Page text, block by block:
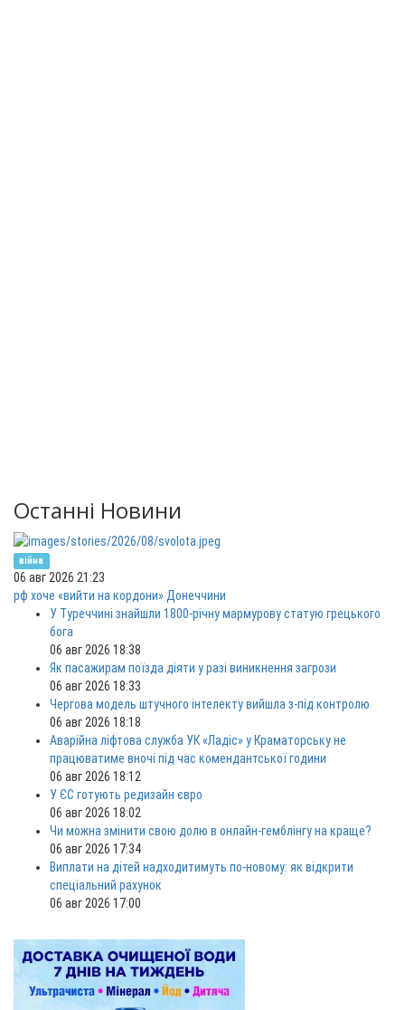
Останні Новини
війна
06 авг 2026 21:23
рф хоче «вийти на кордони» Донеччини
У Туреччині знайшли 1800-річну мармурову статую грецького
бога
06 авг 2026 18:38
Як пасажирам поїзда діяти у разі виникнення загрози
06 авг 2026 18:33
Чергова модель штучного інтелекту вийшла з-під контролю
06 авг 2026 18:18
Аварійна ліфтова служба УК «Ладіс» у Краматорську не
працюватиме вночі під час комендантської години
06 авг 2026 18:12
У ЄС готують редизайн євро
06 авг 2026 18:02
Чи можна змінити свою долю в онлайн-гемблінгу на краще?
06 авг 2026 17:34
Виплати на дітей надходитимуть по-новому: як відкрити
спеціальний рахунок
06 авг 2026 17:00